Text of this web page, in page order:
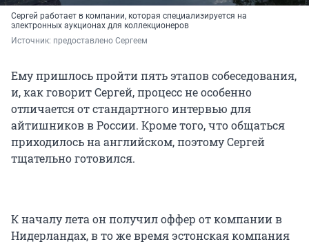
Сергей работает в компании, которая специализируется на
электронных аукционах для коллекционеров
Источник: предоставлено Сергеем
Ему пришлось пройти пять этапов собеседования,
и, как говорит Сергей, процесс не особенно
отличается от стандартного интервью для
айтишников в России. Кроме того, что общаться
приходилось на английском, поэтому Сергей
тщательно готовился.
К началу лета он получил оффер от компании в
Нидерландах, в то же время эстонская компания